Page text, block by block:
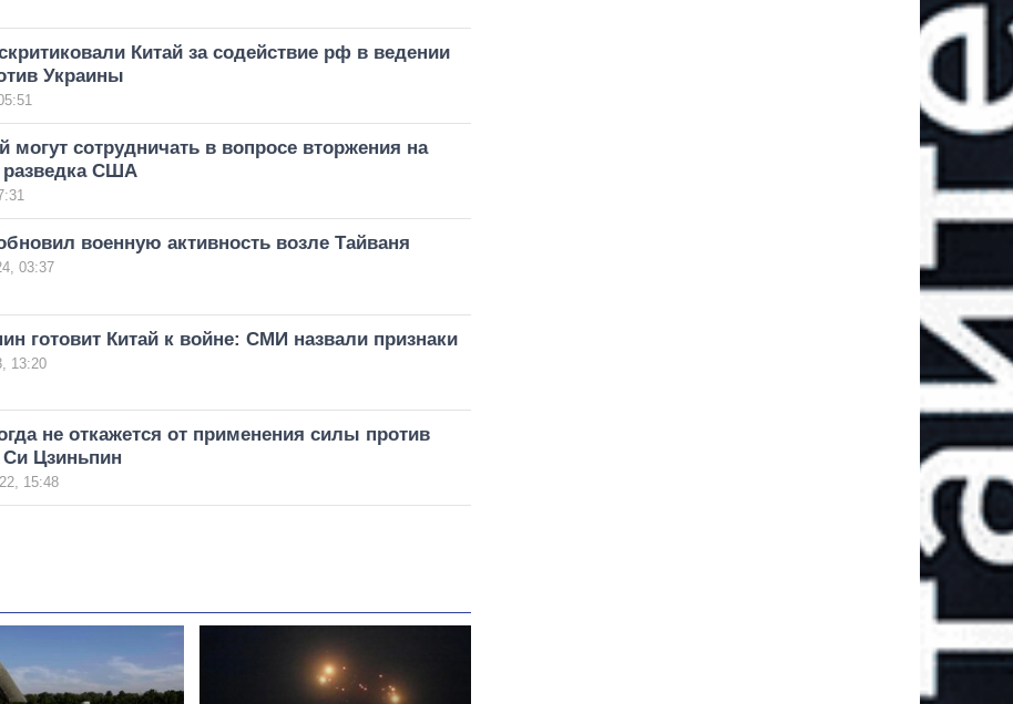
Китай за содействие рф в ведении
Украины
могут сотрудничать в вопросе вторжения на
разведка США
военную активность возле Тайваня
03:37
готовит Китай к войне: СМИ назвали признаки
13:20
не откажется от применения силы против
Си Цзиньпин
15:48